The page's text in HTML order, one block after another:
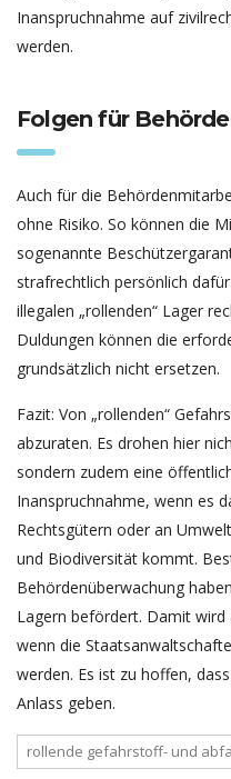
Inanspruchnahme auf
werden.
Folgen für
Auch für die
ohne Risiko. So können die
sogenannte
strafrechtlich persönlich
illegalen „rollenden“ Lager
Duldungen können die
grundsätzlich nicht ersetzen.
Fazit: Von „rollenden“
abzuraten. Es drohen hier
sondern zudem eine
Inanspruchnahme, wenn es
Rechtsgütern oder an
und Biodiversität kommt.
Behördenüberwachung
Lagern befördert. Damit wird
wenn die
werden. Es ist zu hoffen,
Anlass geben.
rollende gefahrstoff- und